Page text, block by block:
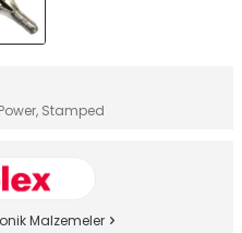
Stamped
Malzemeler